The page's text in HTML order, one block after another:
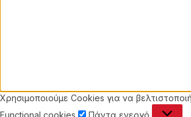
Χρησιμοποιούμε Cookies για να
Functional cookies
Functional
Πάντα ενεργό